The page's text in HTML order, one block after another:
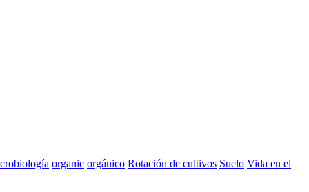
organic orgánico Rotación de cultivos Suelo Vida en el